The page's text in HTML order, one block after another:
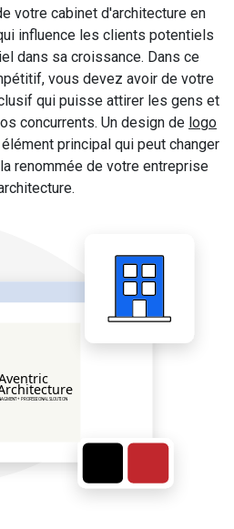
votre cabinet d'architecture en
influence les clients potentiels
dans sa croissance. Dans ce
vous devez avoir de votre
qui puisse attirer les gens et
concurrents. Un design de logo
principal qui peut changer
renommée de votre entreprise